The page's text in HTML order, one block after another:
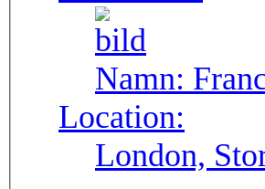
Namn:
Location:
London,